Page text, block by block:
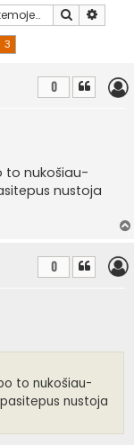
Ieškoti
3
0
to nukošiau-
nustoja
0
to nukošiau-
nustoja